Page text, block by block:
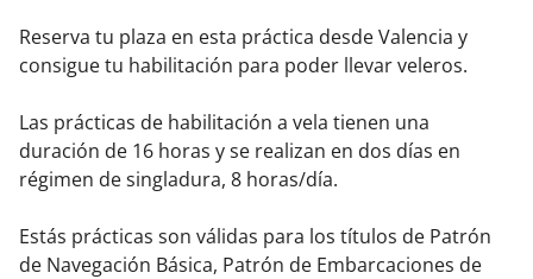
Reserva tu plaza en esta práctica desde Valencia y
consigue tu habilitación para poder llevar veleros.
Las prácticas de habilitación a vela tienen una
duración de 16 horas y se realizan en dos días en
régimen de singladura, 8 horas/día.
Estás prácticas son válidas para los títulos de Patrón
de Navegación Básica, Patrón de Embarcaciones de